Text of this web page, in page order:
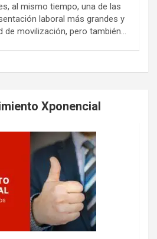
al mismo tiempo, una de las
laboral más grandes y
de movilización, pero también...
Xponencial